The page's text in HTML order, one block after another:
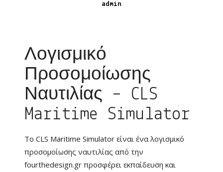
admin
Λογισμικό
Προσομοίωσης
Ναυτιλίας – CLS
Maritime Simulator
Το CLS Maritime Simulator είναι ένα λογισμικό
προσομοίωσης ναυτιλίας από την
fourthedesign.gr προσφέρει εκπαίδευση και